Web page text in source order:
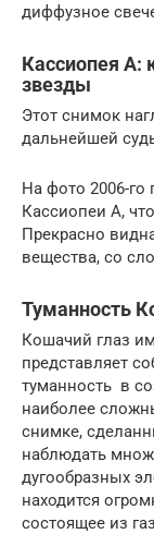
диффузное
Кассиопея А:
звезды
Этот снимок
дальнейшей
На фото 2006-
Кассиопеи А,
Прекрасно
вещества, со
Туманность
Кошачий глаз
представляет
туманность в
наиболее
снимке,
наблюдать
дугообразных
находится
состоящее из